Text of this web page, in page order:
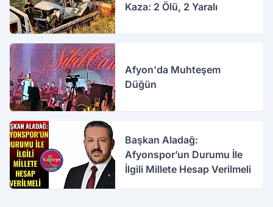
Kaza: 2 Ölü, 2 Yaralı
Afyon'da Muhteşem
Düğün
Başkan Aladağ:
Afyonspor’un Durumu İle
İlgili Millete Hesap Verilmeli